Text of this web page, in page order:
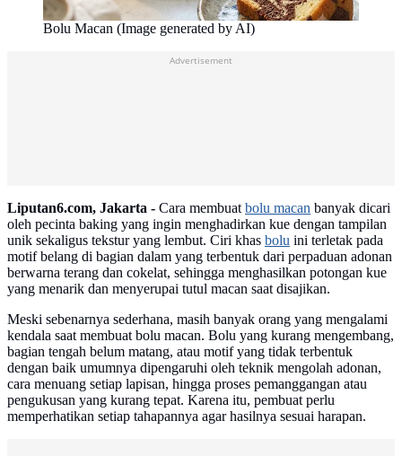
Bolu Macan (Image generated by AI)
Liputan6.com, Jakarta - Cara membuatbolu macan banyak dicari
oleh pecinta baking yang ingin menghadirkan kue dengan tampilan
unik sekaligus tekstur yang lembut. Ciri khas bolu ini terletak pada
motif belang di bagian dalam yang terbentuk dari perpaduan adonan
berwarna terang dan cokelat, sehingga menghasilkan potongan kue
yang menarik dan menyerupai tutul macan saat disajikan.
Meski sebenarnya sederhana, masih banyak orang yang mengalami
kendala saat membuat bolu macan. Bolu yang kurang mengembang,
bagian tengah belum matang, atau motif yang tidak terbentuk
dengan baik umumnya dipengaruhi oleh teknik mengolah adonan,
cara menuang setiap lapisan, hingga proses pemanggangan atau
pengukusan yang kurang tepat. Karena itu, pembuat perlu
memperhatikan setiap tahapannya agar hasilnya sesuai harapan.